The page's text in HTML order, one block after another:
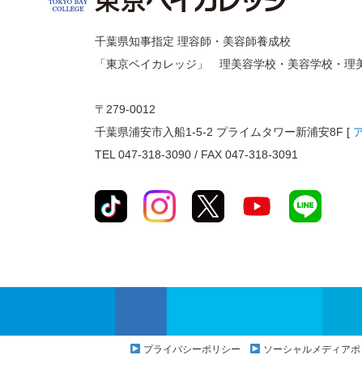
千葉県知事指定 理容師・美容師養成校
「東京ベイカレッジ」 理美容学校・美容学校・理
〒279-0012
千葉県浦安市入船1-5-2 プライムタワー新浦安8F [
TEL 047-318-3090 / FAX 047-318-3091
プライバシーポリシー ソーシャルメディア